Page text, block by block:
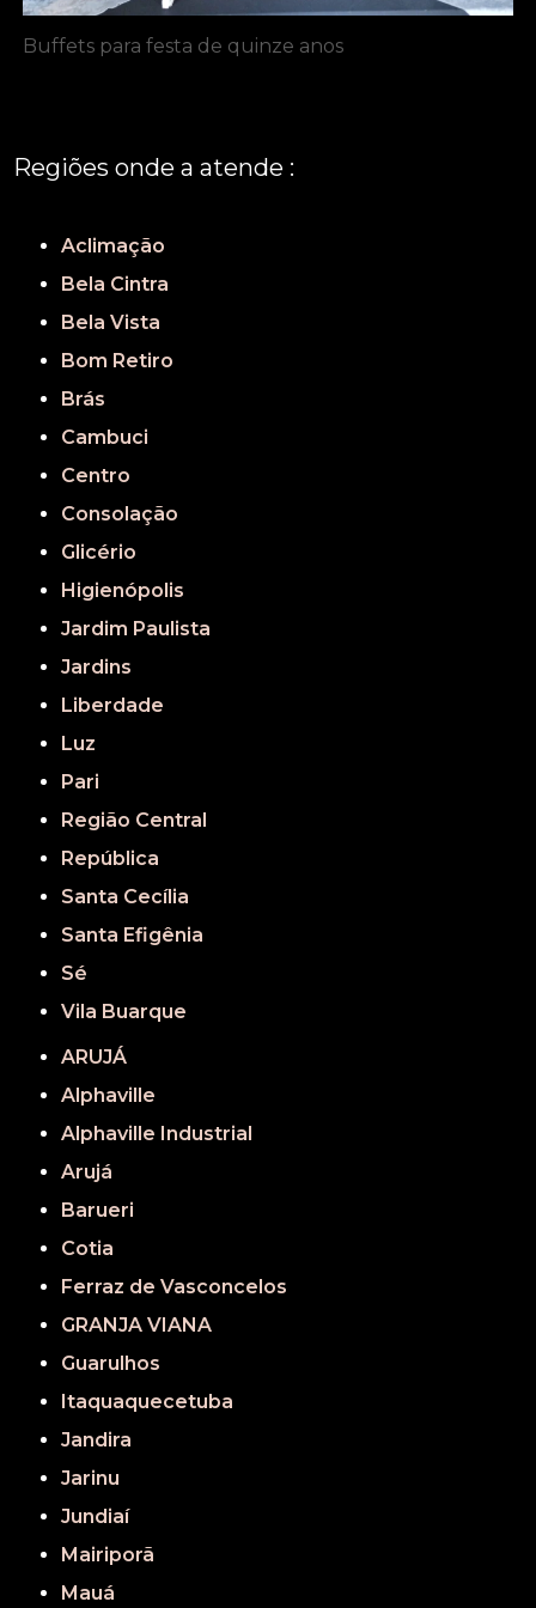
Buffets para festa de quinze anos
Regiões onde a atende :
Aclimação
Bela Cintra
Bela Vista
Bom Retiro
Brás
Cambuci
Centro
Consolação
Glicério
Higienópolis
Jardim Paulista
Jardins
Liberdade
Luz
Pari
Região Central
República
Santa Cecília
Santa Efigênia
Sé
Vila Buarque
ARUJÁ
Alphaville
Alphaville Industrial
Arujá
Barueri
Cotia
Ferraz de Vasconcelos
GRANJA VIANA
Guarulhos
Itaquaquecetuba
Jandira
Jarinu
Jundiaí
Mairiporã
Mauá